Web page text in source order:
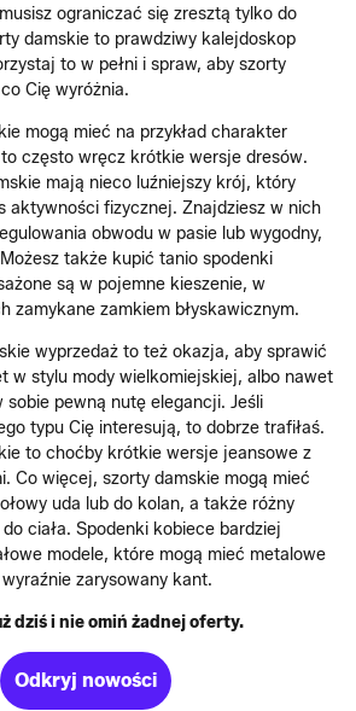
ograniczać się zresztą tylko do
damskie to prawdziwy kalejdoskop
to w pełni i spraw, aby szorty
Cię wyróżnia.
mogą mieć na przykład charakter
często wręcz krótkie wersje dresów.
mają nieco luźniejszy krój, który
aktywności fizycznej. Znajdziesz w nich
obwodu w pasie lub wygodny,
także kupić tanio spodenki
są w pojemne kieszenie, w
zamykane zamkiem błyskawicznym.
wyprzedaż to też okazja, aby sprawić
w stylu mody wielkomiejskiej, albo nawet
pewną nutę elegancji. Jeśli
typu Cię interesują, to dobrze trafiłaś.
to choćby krótkie wersje jeansowe z
Co więcej, szorty damskie mogą mieć
uda lub do kolan, a także różny
ciała. Spodenki kobiece bardziej
modele, które mogą mieć metalowe
zarysowany kant.
dziś i nie omiń żadnej oferty.
Odkryj nowości